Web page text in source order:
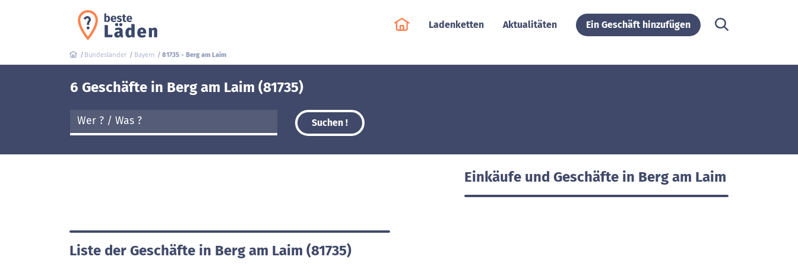
Ladenketten Aktualitäten Ein Geschäft hinzufügen
Bundesländer Bayern 81735 - Berg am Laim
6 Geschäfte in Berg am Laim (81735)
Suchen !
Liste der Geschäfte in Berg am Laim (81735)
Einkäufe und Geschäfte in Berg am Laim